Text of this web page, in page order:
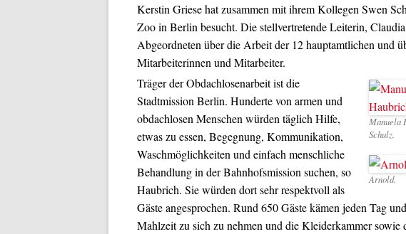
Kerstin Griese hat zusammen mit ihrem Kollegen Swen
Zoo in Berlin besucht. Die stellvertretende Leiterin,
Abgeordneten über die Arbeit der 12 hauptamtlichen und
Mitarbeiterinnen und Mitarbeiter.
Manuela
Schulz.
Arnold.
Träger der Obdachlosenarbeit ist die
Stadtmission Berlin. Hunderte von armen und
obdachlosen Menschen würden täglich Hilfe,
etwas zu essen, Begegnung, Kommunikation,
Waschmöglichkeiten und einfach menschliche
Behandlung in der Bahnhofsmission suchen, so
Haubrich. Sie würden dort sehr respektvoll als
Gäste angesprochen. Rund 650 Gäste kämen jeden Tag
Mahlzeit zu sich zu nehmen und die Kleiderkammer sowie